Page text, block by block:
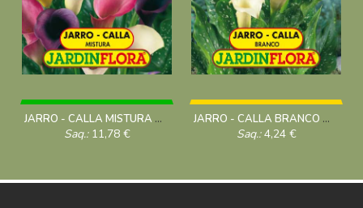
JARRO - CALLA MISTURA 14+ C/3
Saq.: 11,78 €
JARRO - CALLA BRANCO 14+ C/1
Saq.:4,24 €